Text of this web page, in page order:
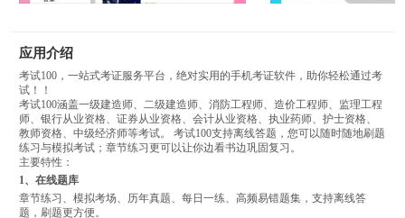
应用介绍
考试100，一站式考证服务平台，绝对实用的手机考证软件，助你轻松通过考
试！！
考试100涵盖一级建造师、二级建造师、消防工程师、造价工程师、监理工程
师、银行从业资格、证券从业资格、会计从业资格、执业药师、护士资格、
教师资格、中级经济师等考试。 考试100支持离线答题，您可以随时随地刷题
练习与模拟考试；章节练习更可以让你边看书边巩固复习。
主要特性：
1、在线题库
章节练习、模拟考场、历年真题、每日一练、高频易错题集，支持离线答
题，刷题更方便。